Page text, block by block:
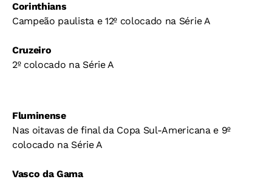
Corinthians
Campeão paulista e 12º colocado na Série A
Cruzeiro
2º colocado na Série A
Fluminense
Nas oitavas de final da Copa Sul-Americana e 9º
colocado na Série A
Vasco da Gama